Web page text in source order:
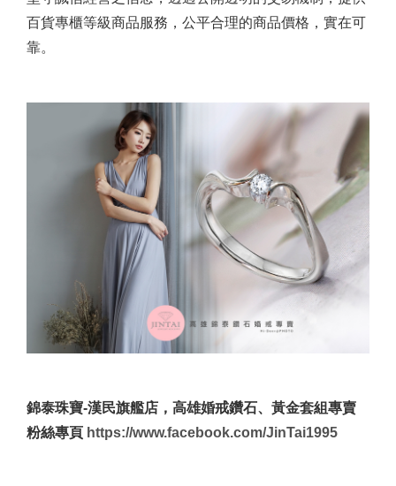
百貨專櫃等級商品服務，公平合理的商品價格，實在可
靠。
錦泰珠寶-漢民旗艦店，高雄婚戒鑽石、黃金套組專賣
粉絲專頁 https://www.facebook.com/JinTai1995